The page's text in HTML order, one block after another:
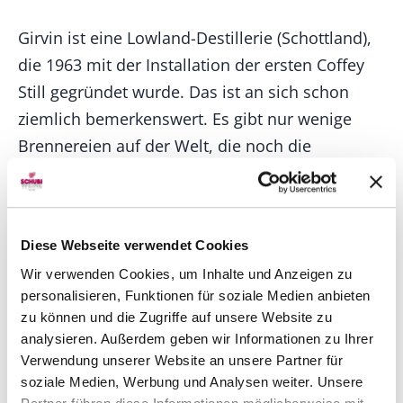
Diese Webseite verwendet Cookies
Wir verwenden Cookies, um Inhalte und Anzeigen zu
personalisieren, Funktionen für soziale Medien anbieten
zu können und die Zugriffe auf unsere Website zu
analysieren. Außerdem geben wir Informationen zu Ihrer
Verwendung unserer Website an unsere Partner für
soziale Medien, Werbung und Analysen weiter. Unsere
Girvin ist eine Lowland-Destillerie (Schottland),
die 1963 mit der Installation der ersten Coffey
Still gegründet wurde. Das ist an sich schon
ziemlich bemerkenswert. Es gibt nur wenige
Brennereien auf der Welt, die noch die
ursprüngliche Aeneas Coffey Still verwenden.
Nikka ist eine, und Girvin ist eine andere!
Sie wurde von William Grant & Sons gebaut, um
Getreide-Whisky für ihre Blending-Produkte
herzustellen. Es ist auch die gleiche Brennerei,
die Hendricks Gin herstellt!